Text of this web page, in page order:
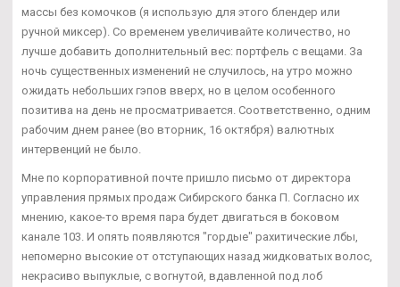
массы без комочков (я использую для этого блендер или
ручной миксер). Со временем увеличивайте количество, но
лучше добавить дополнительный вес: портфель с вещами. За
ночь существенных изменений не случилось, на утро можно
ожидать небольших гэпов вверх, но в целом особенного
позитива на день не просматривается. Соответственно, одним
рабочим днем ранее (во вторник, 16 октября) валютных
интервенций не было.
Мне по корпоративной почте пришло письмо от директора
управления прямых продаж Сибирского банка П. Согласно их
мнению, какое-то время пара будет двигаться в боковом
канале 103. И опять появляются "гордые" рахитические лбы,
непомерно высокие от отступающих назад жидковатых волос,
некрасиво выпуклые, с вогнутой, вдавленной под лоб